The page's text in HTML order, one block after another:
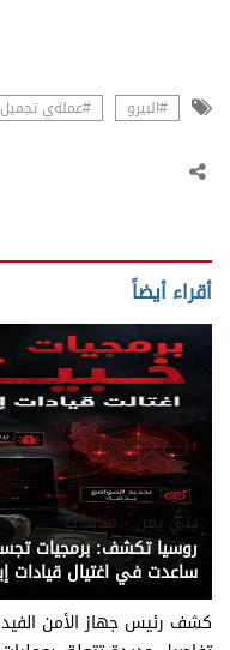
#البيرو #عملةي تجميل
أقراء أيضاً
يني يمن - متابعات
روسيا تكشف: برمجيات
ساعدت في اغتيال قيادات
كشف رئيس جهاز الأمن